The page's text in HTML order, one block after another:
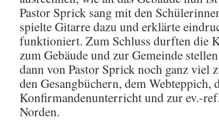
Pastor Sprick sang mit den
spielte Gitarre dazu und erklärte
funktioniert. Zum Schluss durften die
zum Gebäude und zur Gemeinde
dann von Pastor Sprick noch ganz viel
den Gesangbüchern, dem Webteppich,
Konfirmandenunterricht und zur ev.-
Norden.